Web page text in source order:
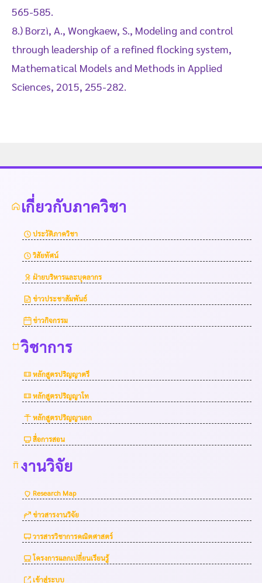
565-585.
8.) Borzì, A., Wongkaew, S., Modeling and control
through leadership of a refined flocking system,
Mathematical Models and Methods in Applied
Sciences, 2015, 255-282.
เกี่ยวกับภาควิชา
ประวัติภาควิชา
วิสัยทัศน์
ฝ่ายบริหารและบุคลากร
ข่าวประชาสัมพันธ์
ข่าวกิจกรรม
วิชาการ
หลักสูตรปริญญาตรี
หลักสูตรปริญญาโท
หลักสูตรปริญญาเอก
สื่อการสอน
งานวิจัย
Research Map
ข่าวสารงานวิจัย
วารสารวิชาการคณิตศาสตร์
โครงการแลกเปลี่ยนเรียนรู้
เข้าสู่ระบบ